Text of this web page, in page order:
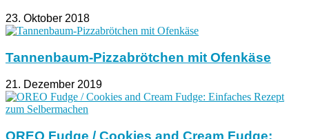
23. Oktober 2018
Tannenbaum-Pizzabrötchen mit Ofenkäse
21. Dezember 2019
OREO Fudge / Cookies and Cream Fudge: